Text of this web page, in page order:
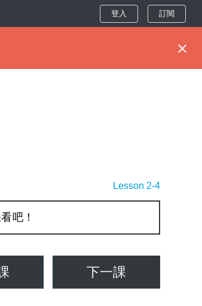
登入 訂閱
Lesson 2-4
吧！
下一課